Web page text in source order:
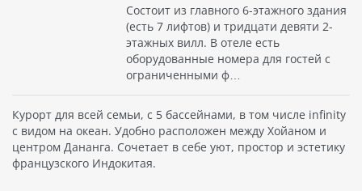
Состоит из главного 6-этажного здания
(есть 7 лифтов) и тридцати девяти 2-
этажных вилл. В отеле есть
оборудованные номера для гостей с
ограниченными ф…
Курорт для всей семьи, с 5 бассейнами, в том числе infinity
с видом на океан. Удобно расположен между Хойаном и
центром Дананга. Сочетает в себе уют, простор и эстетику
французского Индокитая.